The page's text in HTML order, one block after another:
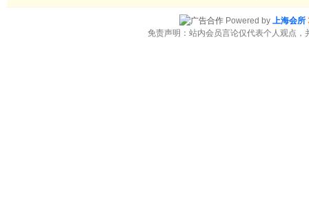
Powered by 上海会所
免责声明：站内会员言论仅代表个人观点